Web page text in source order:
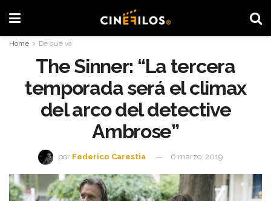
Home De qué va
The Sinner: “La tercera
temporada será el climax
del arco del detective
Ambrose”
por Federico Carestia 6 marzo, 2019